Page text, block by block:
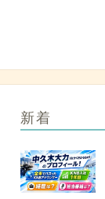
新着